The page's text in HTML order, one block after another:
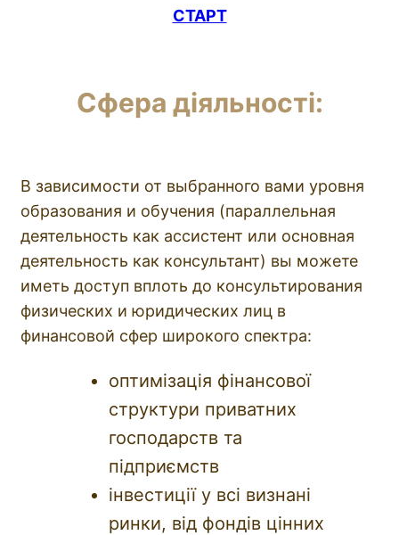
СТАРТ
Сфера діяльності:
В зависимости от выбранного вами уровня
образования и обучения (параллельная
деятельность как ассистент или основная
деятельность как консультант) вы можете
иметь доступ вплоть до консультирования
физических и юридических лиц в
финансовой сфер широкого спектра:
оптимізація фінансової
структури приватних
господарств та
підприємств
інвестиції у всі визнані
ринки, від фондів цінних